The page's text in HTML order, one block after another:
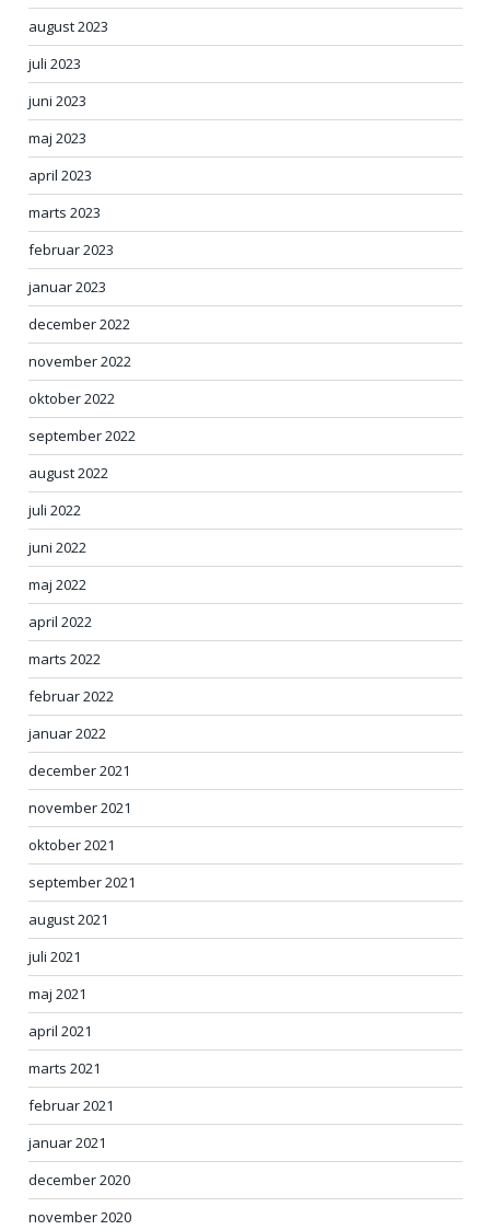
august 2023
juli 2023
juni 2023
maj 2023
april 2023
marts 2023
februar 2023
januar 2023
december 2022
november 2022
oktober 2022
september 2022
august 2022
juli 2022
juni 2022
maj 2022
april 2022
marts 2022
februar 2022
januar 2022
december 2021
november 2021
oktober 2021
september 2021
august 2021
juli 2021
maj 2021
april 2021
marts 2021
februar 2021
januar 2021
december 2020
november 2020